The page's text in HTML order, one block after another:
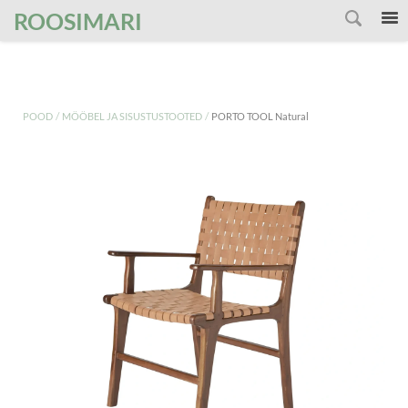
ROOSIMARI
POOD / MÖÖBEL JA SISUSTUSTOOTED / PORTO TOOL Natural